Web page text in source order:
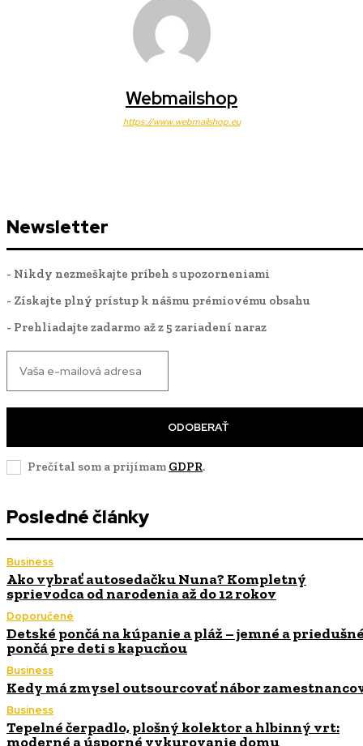
Webmailshop
https://www.webmailshop.eu
Newsletter
- Nikdy nezmeškajte príbeh s upozorneniami
- Získajte plný prístup k nášmu prémiovému obsahu
- Prehliadajte zadarmo až z 5 zariadení naraz
ODOBERAŤ
Prečítal som a prijímam GDPR.
Posledné články
Business
Ako vybrať autosedačku Nuna? Kompletný
sprievodca od narodenia až do 12 rokov
Doporučené
Detské pončá na kúpanie a pláž – jemné a
pončá pre deti s kapucňou
Business
Kedy má zmysel outsourcovať nábor
Business
Tepelné čerpadlo, plošný kolektor a hlbinný vrt:
moderné a úsporné vykurovanie domu